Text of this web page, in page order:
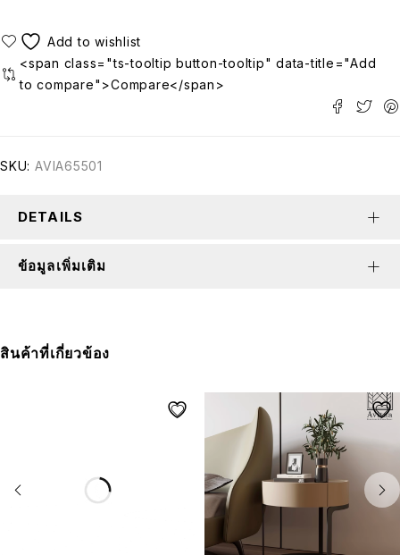
<span class="ts-tooltip button-tooltip" data-title="Add
to compare">Compare</span>
SKU: AVIA65501
DETAILS
ข้อมูลเพิ่มเติม
สินค้าที่เกี่ยวข้อง